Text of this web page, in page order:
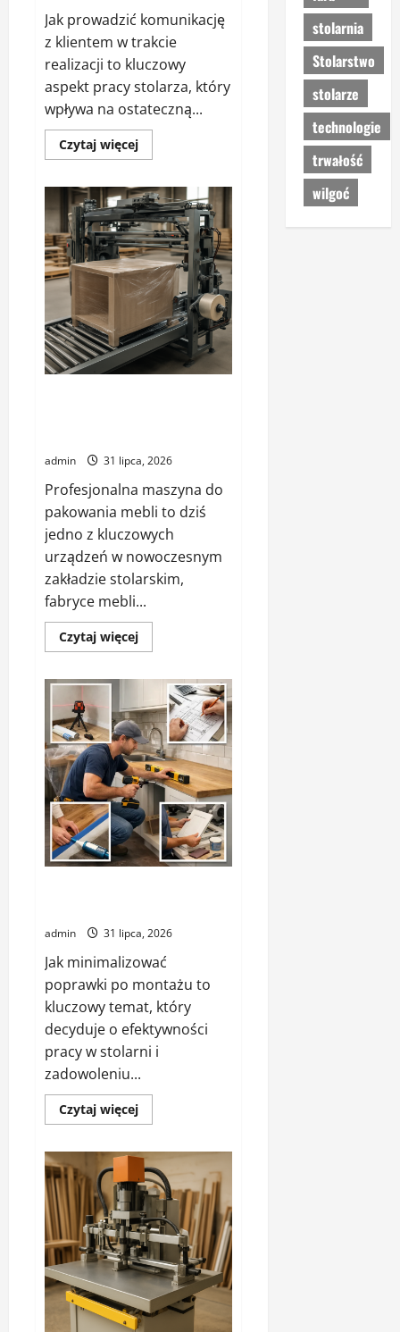
Jak prowadzić komunikację
z klientem w trakcie
realizacji to kluczowy
aspekt pracy stolarza, który
wpływa na ostateczną...
Czytaj więcejDowiedz
się
Jak
prowadzić
komunikację
z
klientem
w
trakcie
realizacji
admin 31 lipca, 2026
Profesjonalna maszyna do
pakowania mebli to dziś
jedno z kluczowych
urządzeń w nowoczesnym
zakładzie stolarskim,
fabryce mebli...
Czytaj więcejDowiedz
się
Maszyna
pakowania
mebli
–
maszyna
pakująca
–
jaką
wybrać
admin 31 lipca, 2026
Jak minimalizować
poprawki po montażu to
kluczowy temat, który
decyduje o efektywności
pracy w stolarni i
zadowoleniu...
Czytaj więcejDowiedz
się
Jak
minimalizować
poprawki
po
montażu
stolarnia
Stolarstwo
stolarze
technologie
trwałość
wilgoć